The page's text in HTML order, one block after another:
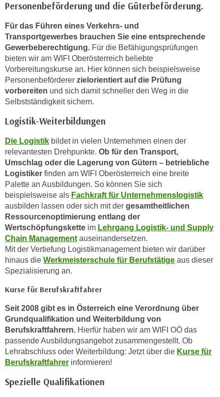
Personenbeförderung und die Güterbeförderung.
Für das Führen eines Verkehrs- und
Transportgewerbes brauchen Sie eine entsprechende
Gewerbeberechtigung. Für die Befähigungsprüfungen
bieten wir am WIFI Oberösterreich beliebte
Vorbereitungskurse an. Hier können sich beispielsweise
Personenbeförderer zielorientiert auf die Prüfung
vorbereiten und sich damit schneller den Weg in die
Selbstständigkeit sichern.
Logistik-Weiterbildungen
Die Logistik bildet in vielen Unternehmen einen der
relevantesten Drehpunkte. Ob für den Transport,
Umschlag oder die Lagerung von Gütern – betriebliche
Logistiker finden am WIFI Oberösterreich eine breite
Palette an Ausbildungen. So können Sie sich
beispielsweise als Fachkraft für Unternehmenslogistik
ausbilden lassen oder sich mit der gesamtheitlichen
Ressourcenoptimierung entlang der
Wertschöpfungskette im Lehrgang Logistik- und Supply
Chain Management auseinandersetzen.
Mit der Vertiefung Logistikmanagement bieten wir darüber
hinaus die Werkmeisterschule für Berufstätige aus dieser
Spezialisierung an.
Kurse für Berufskraftfahrer
Seit 2008 gibt es in Österreich eine Verordnung über
Grundqualifikation und Weiterbildung von
Berufskraftfahrern. Hierfür haben wir am WIFI OÖ das
passende Ausbildungsangebot zusammengestellt. Ob
Lehrabschluss oder Weiterbildung: Jetzt über die Kurse für
Berufskraftfahrer informieren!
Spezielle Qualifikationen
k
e
n
S
i
e
a
f
"
E
i
n
s
e
l
l
u
n
g
n
u
m
n
u
r
e